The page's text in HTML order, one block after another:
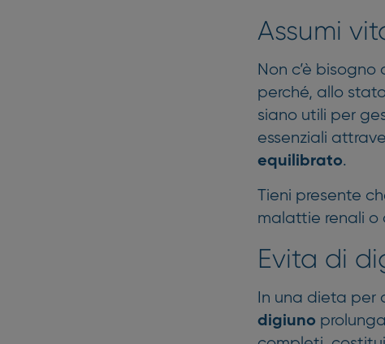
Assumi
Non c’è
perché, allo
siano utili per
essenziali
equilibrato.
Tieni presente
malattie renali o
Evita di
In una dieta per
digiuno